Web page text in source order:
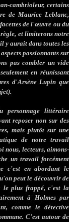
cambrioleur, certains
de Maurice Leblanc,
de l'œuvre ou du
règle, et limiterons notre
y aurait dans toutes les
passionnants sur
pas combler un vide
en réunissant
d'Arsène Lupin que
personnage littéraire
reposer non sur des
mais plutôt sur une
de notre travail
nous, lecteurs, aimons-
un travail forcément
c'est en abordant le
peut le découvrir de
le plus frappé, c'est la
à Holmes par
comme le détective
C'est autour de